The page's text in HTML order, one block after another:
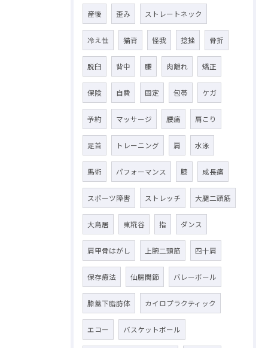
産後 歪み ストレートネック
冷え性 猫背 怪我 捻挫 骨折
脱臼 背中 腰 肉離れ 矯正
保険 自費 固定 包帯 ケガ
予約 マッサージ 腰痛 肩こり
足首 トレーニング 肩 水泳
馬術 パフォーマンス 膝 成長痛
スポーツ障害 ストレッチ 大腿二頭筋
大鳥居 東糀谷 指 ダンス
肩甲骨はがし 上腕二頭筋 四十肩
保存療法 仙腸関節 バレーボール
膝蓋下脂肪体 カイロプラクティック
エコー バスケットボール